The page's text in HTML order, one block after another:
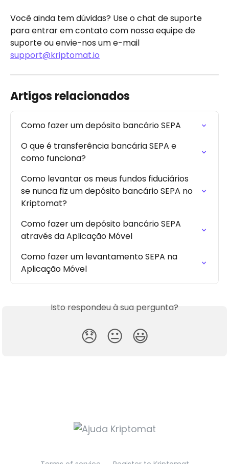
Você ainda tem dúvidas? Use o chat de suporte
para entrar em contato com nossa equipe de
suporte ou envie-nos um e-mail
support@kriptomat.io
Artigos relacionados
Como fazer um depósito bancário SEPA
O que é transferência bancária SEPA e
como funciona?
Como levantar os meus fundos fiduciários
se nunca fiz um depósito bancário SEPA no
Kriptomat?
Como fazer um depósito bancário SEPA
através da Aplicação Móvel
Como fazer um levantamento SEPA na
Aplicação Móvel
Isto respondeu à sua pergunta?
😞 😐 😃